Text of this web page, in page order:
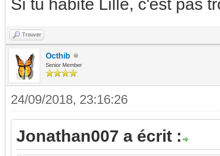
Si tu habite Lille, c'est pas
Trouver
Octhib
Senior Member
24/09/2018, 23:16:26
Jonathan007 a écrit :